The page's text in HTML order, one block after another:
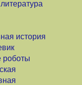
история
роботы